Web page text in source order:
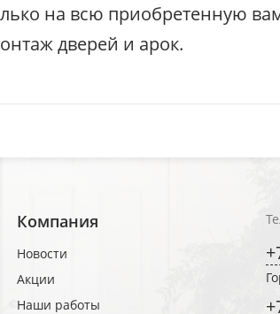
на всю приобретенную
дверей и арок.
Компания
Новости
Акции
Наши работы